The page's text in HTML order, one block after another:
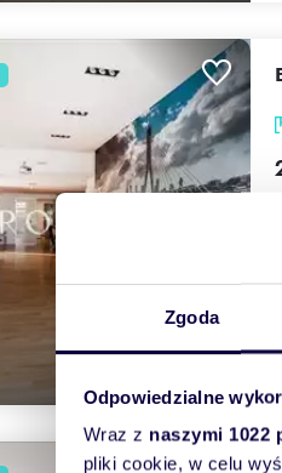
Zgoda
Odpowiedzialne
Wraz z naszymi 1022
pliki cookie, w celu